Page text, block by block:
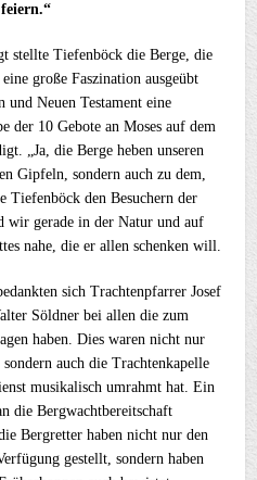
stellte Tiefenböck die Berge, die
große Faszination ausgeübt
und Neuen Testament eine
der 10 Gebote an Moses auf dem
„Ja, die Berge heben unseren
Gipfeln, sondern auch zu dem,
Tiefenböck den Besuchern der
wir gerade in der Natur und auf
nahe, die er allen schenken will.
sich Trachtenpfarrer Josef
Söldner bei allen die zum
haben. Dies waren nicht nur
auch die Trachtenkapelle
musikalisch umrahmt hat. Ein
die Bergwachtbereitschaft
Bergretter haben nicht nur den
gestellt, sondern haben